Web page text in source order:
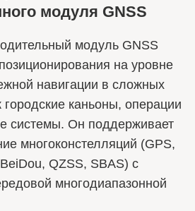
модуля GNSS
модуль GNSS
на уровне
навигации в сложных
городские каньоны, операции
системы. Он поддерживает
многоконстелляций (GPS,
QZSS, SBAS) с
многодиапазонной